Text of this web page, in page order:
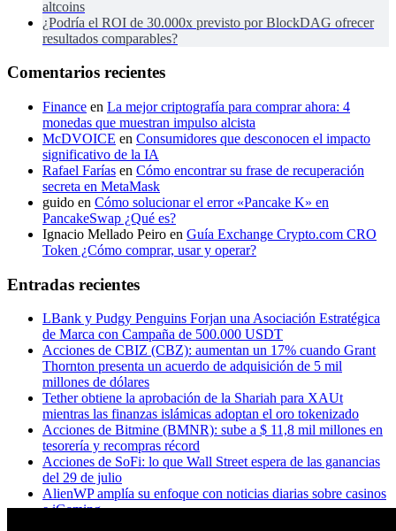
altcoins
¿Podría el ROI de 30.000x previsto por BlockDAG ofrecer
resultados comparables?
Comentarios recientes
Finance en La mejor criptografía para comprar ahora: 4
monedas que muestran impulso alcista
McDVOICE en Consumidores que desconocen el impacto
significativo de la IA
Rafael Farías en Cómo encontrar su frase de recuperación
secreta en MetaMask
guido en Cómo solucionar el error «Pancake K» en
PancakeSwap ¿Qué es?
Ignacio Mellado Peiro en Guía Exchange Crypto.com CRO
Token ¿Cómo comprar, usar y operar?
Entradas recientes
LBank y Pudgy Penguins Forjan una Asociación Estratégica
de Marca con Campaña de 500.000 USDT
Acciones de CBIZ (CBZ): aumentan un 17% cuando Grant
Thornton presenta un acuerdo de adquisición de 5 mil
millones de dólares
Tether obtiene la aprobación de la Shariah para XAUt
mientras las finanzas islámicas adoptan el oro tokenizado
Acciones de Bitmine (BMNR): sube a $ 11,8 mil millones en
tesorería y recompras récord
Acciones de SoFi: lo que Wall Street espera de las ganancias
del 29 de julio
AlienWP amplía su enfoque con noticias diarias sobre casinos
e iGaming